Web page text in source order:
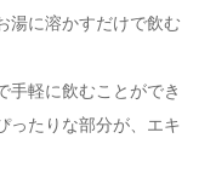
湯に溶かすだけで飲む
手軽に飲むことができ
ったりな部分が、エキ